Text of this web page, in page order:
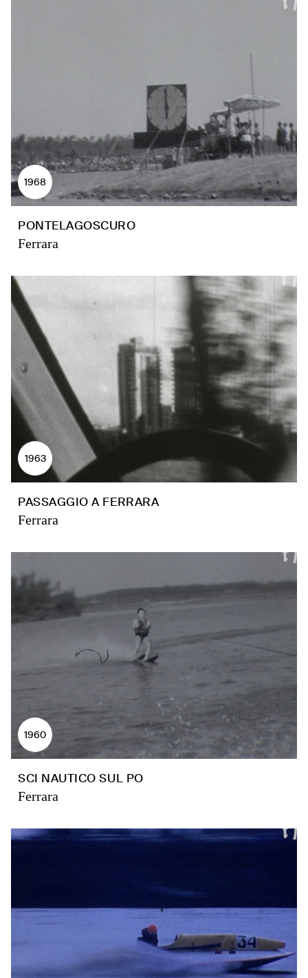
1968
PONTELAGOSCURO
Ferrara
1963
PASSAGGIO A FERRARA
Ferrara
1960
SCI NAUTICO SUL PO
Ferrara